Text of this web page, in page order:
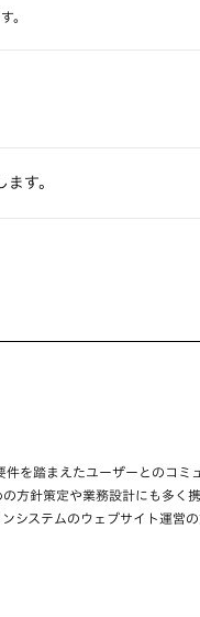
。
す。
を踏まえたユーザーとのコミ
方針策定や業務設計にも多く
システムのウェブサイト運営